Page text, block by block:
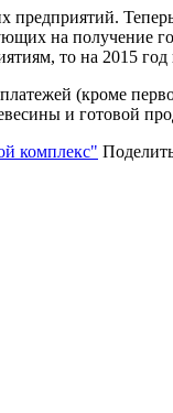
на получение
то на 2015
(кроме
и готовой
комплекс"